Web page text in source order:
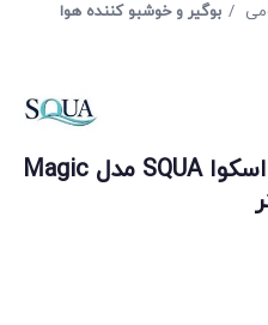
بوگیر و خوشبو کننده هوا
اسپری خوشبو کننده هوا اسکوا SQUA مدل Magic